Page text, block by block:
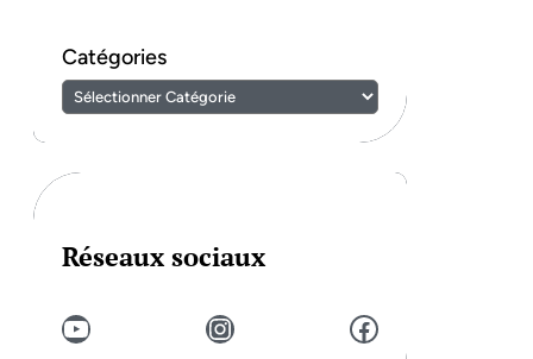
Catégories
Réseaux sociaux
YouTube Instagram Facebook